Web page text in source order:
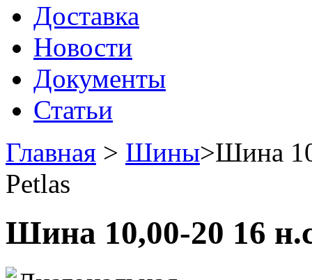
Доставка
Новости
Документы
Статьи
Главная > Шины>Шина
Petlas
Шина 10,00-20 16